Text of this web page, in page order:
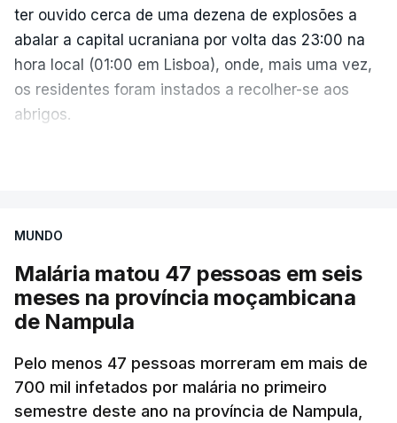
ter ouvido cerca de uma dezena de explosões a
abalar a capital ucraniana por volta das 23:00 na
hora local (01:00 em Lisboa), onde, mais uma vez,
os residentes foram instados a recolher-se aos
abrigos.
causaram três mortos, incluindo uma criança de 4
anos, bem como três feridos, na aldeia de
Pukhivka, segundo os serviços de resgate, sem
mísseis ou drones.
Na própria capital, foram contabilizados quatro
MUNDO
Malária matou 47 pessoas em seis
meses na província moçambicana
de Nampula
Pelo menos 47 pessoas morreram em mais de
700 mil infetados por malária no primeiro
semestre deste ano na província de Nampula,